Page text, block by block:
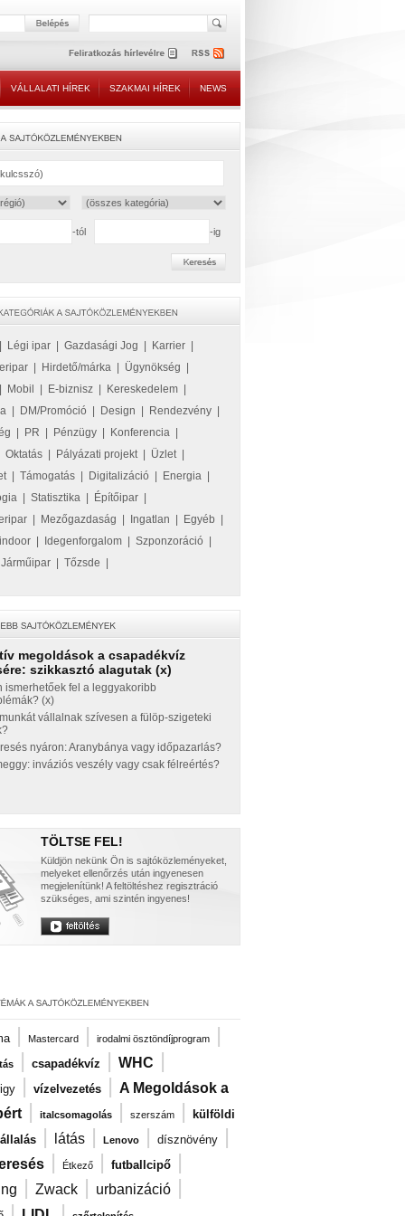
VÁLLALATI HÍREK SZAKMAI HÍREK NEWS
-tól -ig
Légi ipar Gazdasági Jog Karrier
Hirdető/márka Ügynökség
Mobil E-biznisz Kereskedelem
DM/Promóció Design Rendezvény
PR Pénzügy Konferencia
Oktatás Pályázati projekt| Üzlet|
| Támogatás Digitalizáció Energia
Statisztika Építőipar
Mezőgazdaság Ingatlan Egyéb
Idegenforgalom Szponzoráció
Járműipar Tőzsde
megoldások a csapadékvíz
szikkasztó alagutak (x)
ismerhetőek fel a leggyakoribb
(x)
vállalnak szívesen a fülöp-szigeteki
nyáron: Aranybánya vagy időpazarlás?
inváziós veszély vagy csak félreértés?
TÖLTSE FEL!
Küldjön nekünk Ön is sajtóközleményeket,
melyeket ellenőrzés után ingyenesen
megjelenítünk! A feltöltéshez regisztráció
szükséges, ami szintén ingyenes!
| Mastercard | irodalmi ösztöndíjprogram |
| csapadékvíz | WHC |
| vízelvezetés | A Megoldások a
| italcsomagolás | szerszám |
külföldi
| látás | Lenovo | dísznövény |
| Étkező | futballcipő |
| Zwack | urbanizáció |